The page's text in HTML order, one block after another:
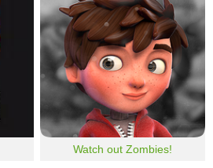
Watch out Zombies!